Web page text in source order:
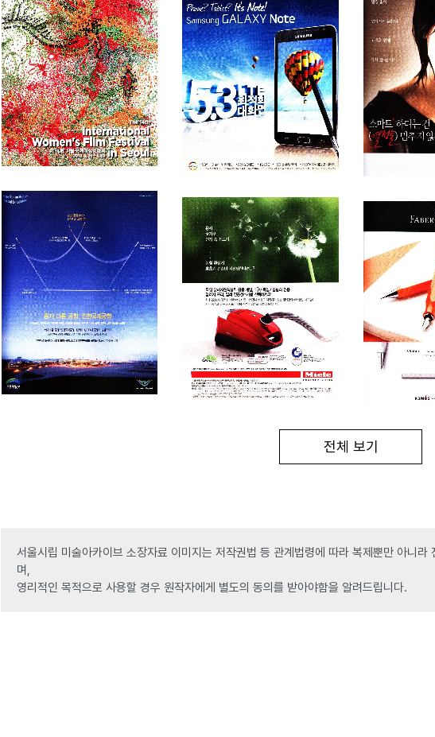
전체 보기
서울시립 미술아카이브 소장자료 이미지는 저작권법 등 관계법령에 따라 복제뿐만 아니
며,
영리적인 목적으로 사용할 경우 원작자에게 별도의 동의를 받아야함을 알려드립니다.